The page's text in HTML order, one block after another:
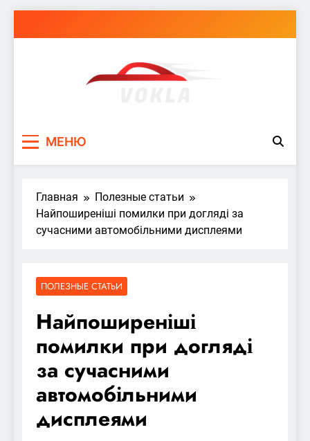
МЕНЮ
Главная
Полезные статьи
Найпоширеніші помилки при догляді за
сучасними автомобільними дисплеями
ПОЛЕЗНЫЕ СТАТЬИ
Найпоширеніші
помилки при догляді
за сучасними
автомобільними
дисплеями